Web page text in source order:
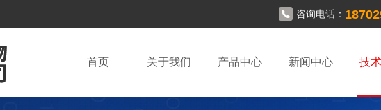
咨询电话：
首页 关于我们 产品中心 新闻中心 技